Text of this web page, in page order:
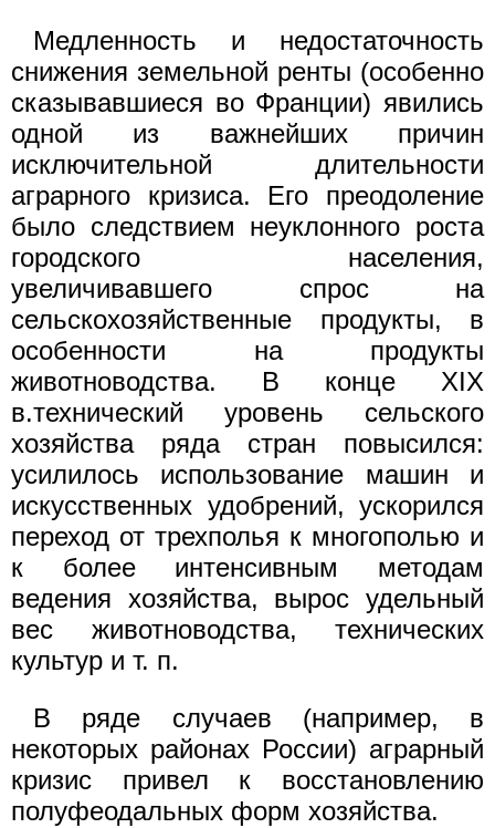
Медленность и недостаточность
снижения земельной ренты (особенно
сказывавшиеся во Франции) явились
одной из важнейших причин
исключительной длительности
аграрного кризиса. Его преодоление
было следствием неуклонного роста
городского населения,
увеличивавшего спрос на
сельскохозяйственные продукты, в
особенности на продукты
животноводства. В конце XIX
в.технический уровень сельского
хозяйства ряда стран повысился:
усилилось использование машин и
искусственных удобрений, ускорился
переход от трехполья к многополью и
к более интенсивным методам
ведения хозяйства, вырос удельный
вес животноводства, технических
культур и т. п.
В ряде случаев (например, в
некоторых районах России) аграрный
кризис привел к восстановлению
полуфеодальных форм хозяйства.